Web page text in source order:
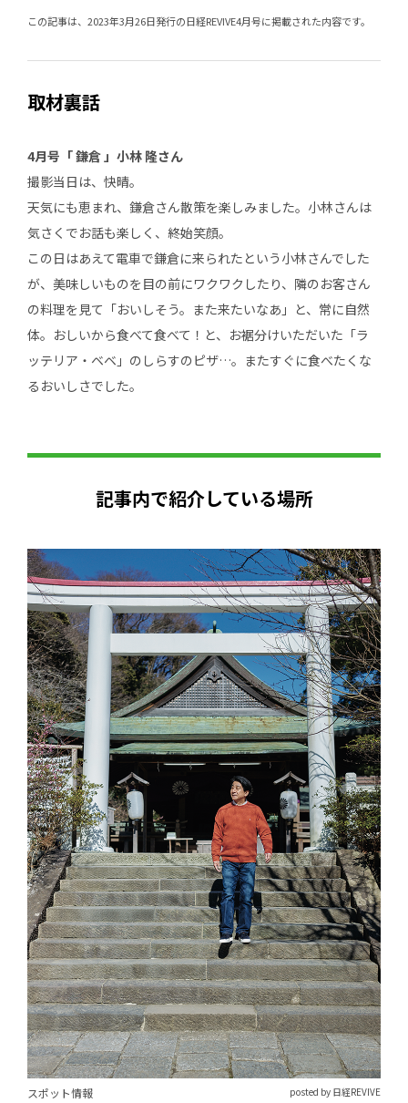
この記事は、2023年3月26日発行の日経REVIVE4月号に掲載された内容です。
取材裏話
4月号「 鎌倉 」小林 隆さん
撮影当日は、快晴。
天気にも恵まれ、鎌倉さん散策を楽しみました。小林さんは
気さくでお話も楽しく、終始笑顔。
この日はあえて電車で鎌倉に来られたという小林さんでした
が、美味しいものを目の前にワクワクしたり、隣のお客さん
の料理を見て「おいしそう。また来たいなあ」と、常に自然
体。おしいから食べて食べて！と、お裾分けいただいた「ラ
ッテリア・ベベ」のしらすのピザ…。またすぐに食べたくな
るおいしさでした。
記事内で紹介している場所
スポット情報 posted by 日経REVIVE